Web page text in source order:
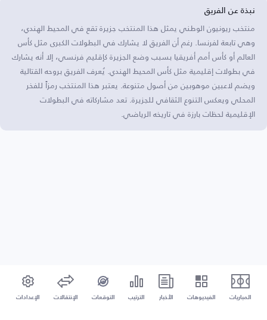
نبذة عن الفريق
منتخب ريونيون الوطني يمثل هذا المنتخب جزيرة تقع في المحيط الهندي،
وهي تابعة لفرنسا. رغم أن الفريق لا يشارك في البطولات الكبرى مثل كأس
العالم أو كأس أمم أفريقيا بسبب وضع الجزيرة كإقليم فرنسي، إلا أنه يشارك
في بطولات إقليمية مثل كأس المحيط الهندي. يُعرف الفريق بروحه القتالية
ويضم لاعبين موهوبين من أصول متنوعة. يعتبر هذا المنتخب رمزاً للفخر
المحلي ويعكس التنوع الثقافي للجزيرة. تعد مشاركاته في البطولات
الإقليمية لحظات بارزة في تاريخه الرياضي.
المباريات الفيديوهات الأخبار الترتيب التوقعات الإنتقالات الإعدادات